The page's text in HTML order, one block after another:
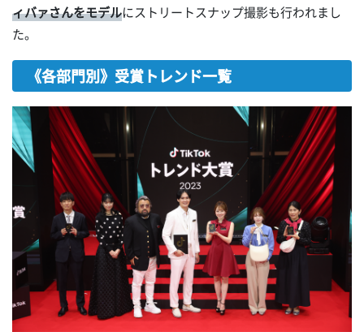
ィバァさんをモデルにストリートスナップ撮影も行われまし
た。
《各部門別》受賞トレンド一覧